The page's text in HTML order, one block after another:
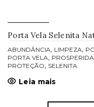
Porta Vela Selenita
ABUNDÂNCIA, LIMPEZA,
PORTA VELA,
PROTEÇÃO, SELENITA
Leia mais